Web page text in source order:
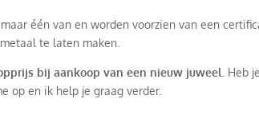
één van en worden voorzien van een
te laten maken.
bij aankoop van een nieuw juweel. Heb
op en ik help je graag verder.